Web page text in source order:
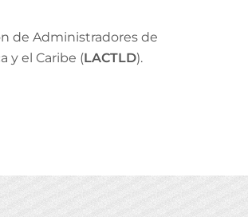
de Administradores de
y el Caribe (LACTLD).